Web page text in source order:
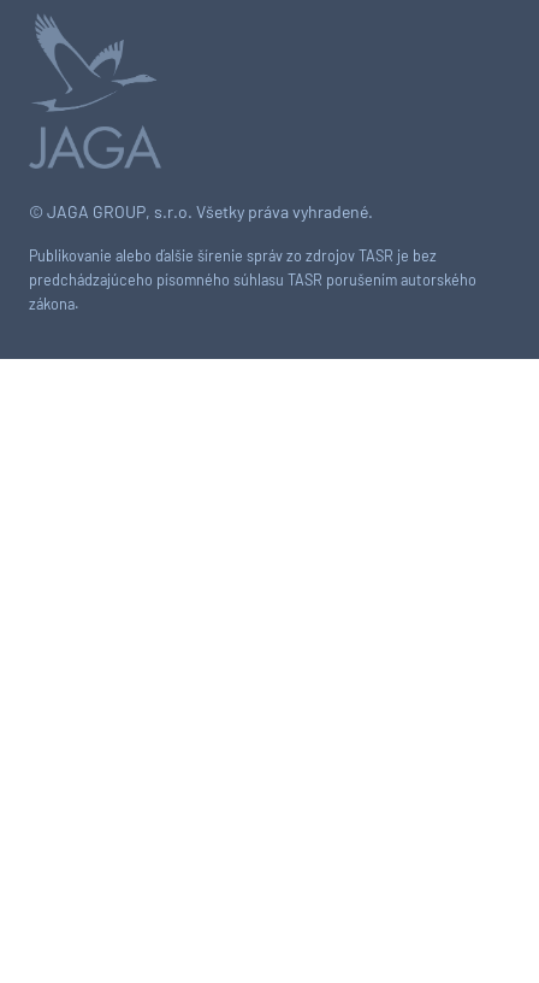
© JAGA GROUP, s.r.o. Všetky práva vyhradené.
Publikovanie alebo ďalšie šírenie správ zo zdrojov TASR je bez
predchádzajúceho písomného súhlasu TASR porušením autorského
zákona.